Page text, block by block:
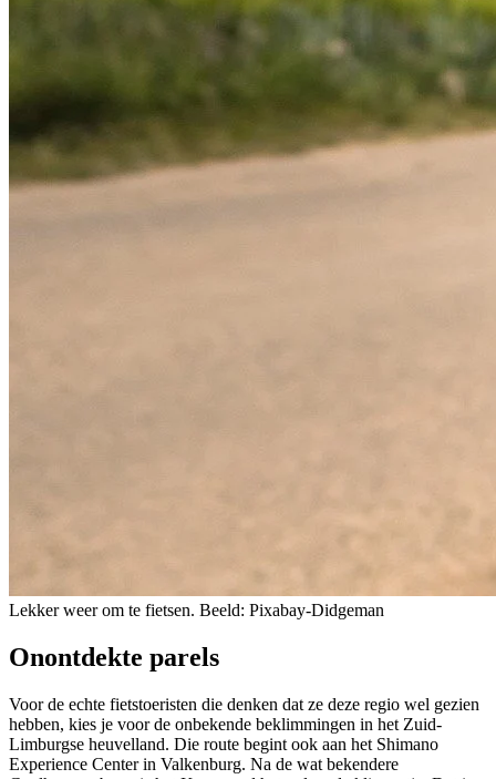
Lekker weer om te fietsen. Beeld: Pixabay-Didgeman
Onontdekte parels
Voor de echte fietstoeristen die denken dat ze deze regio wel gezien
hebben, kies je voor de onbekende beklimmingen in het Zuid-
Limburgse heuvelland. Die route begint ook aan het Shimano
Experience Center in Valkenburg. Na de wat bekendere